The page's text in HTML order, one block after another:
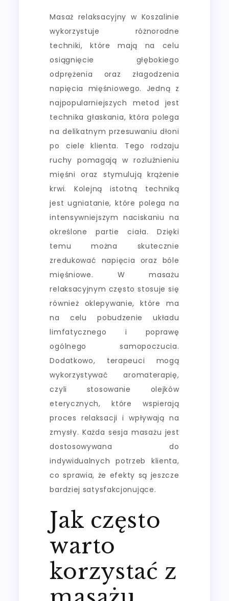
Masaż relaksacyjny w Koszalinie
wykorzystuje różnorodne
techniki, które mają na celu
osiągnięcie głębokiego
odprężenia oraz złagodzenia
napięcia mięśniowego. Jedną z
najpopularniejszych metod jest
technika głaskania, która polega
na delikatnym przesuwaniu dłoni
po ciele klienta. Tego rodzaju
ruchy pomagają w rozluźnieniu
mięśni oraz stymulują krążenie
krwi. Kolejną istotną techniką
jest ugniatanie, które polega na
intensywniejszym naciskaniu na
określone partie ciała. Dzięki
temu można skutecznie
zredukować napięcia oraz bóle
mięśniowe. W masażu
relaksacyjnym często stosuje się
również oklepywanie, które ma
na celu pobudzenie układu
limfatycznego i poprawę
ogólnego samopoczucia.
Dodatkowo, terapeuci mogą
wykorzystywać aromaterapię,
czyli stosowanie olejków
eterycznych, które wspierają
proces relaksacji i wpływają na
zmysły. Każda sesja masażu jest
dostosowywana do
indywidualnych potrzeb klienta,
co sprawia, że efekty są jeszcze
bardziej satysfakcjonujące.
Jak często
warto
korzystać z